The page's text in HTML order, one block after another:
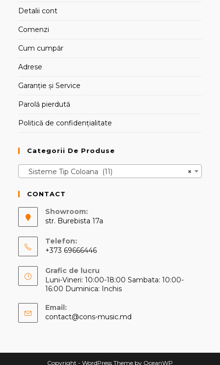
Detalii cont
Comenzi
Cum cumpăr
Adrese
Garanție și Service
Parolă pierdută
Politică de confidențialitate
Categorii De Produse
×
Sisteme Tip Coloana (11)
CONTACT
Showroom:
str. Burebista 17a
Telefon:
+373 69666446
in
your
Grafic de lucru
Luni-Vineri: 10:00-18:00 Sambata: 10:00-
16:00 Duminica: Inchis
Email:
contact@cons-music.md
Copyright - WordPress Theme by OceanWP